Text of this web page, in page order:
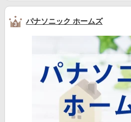
パナソニック ホームズ